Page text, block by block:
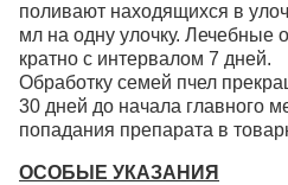
поливают находящихся в
мл на одну улочку. Лечебные
кратно с интервалом 7 дней.
Обработку семей пчел
30 дней до начала главного
попадания препарата в
ОСОБЫЕ УКАЗАНИЯ